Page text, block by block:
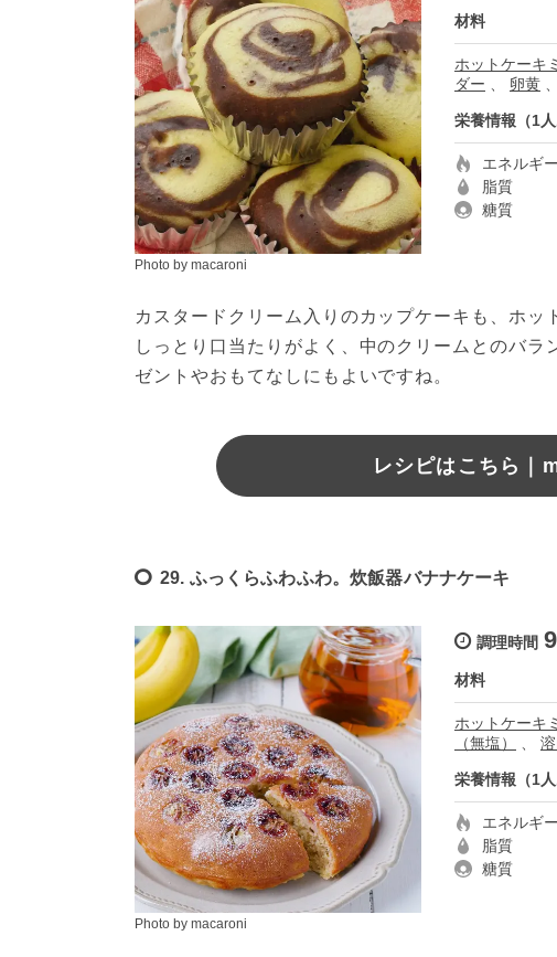
Photo by macaroni
材料
ホットケーキ
ダー
卵黄
栄養情報（1人
エネルギー
脂質
糖質
カスタードクリーム入りのカップケーキも、ホッ
しっとり口当たりがよく、中のクリームとのバ
ゼントやおもてなしにもよいですね。
レシピはこちら｜
29. ふっくらふわふわ。炊飯器バナナケーキ
Photo by macaroni
調理時間
材料
ホットケーキ
（無塩）
栄養情報（1
エネルギー
脂質
糖質